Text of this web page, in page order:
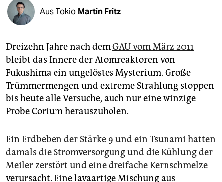
unterstützen
genossenschaft
epaper login
Aus Tokio Martin Fritz
Dreizehn Jahre nach demGAU vom März 2011
bleibt das Innere der Atomreaktoren von
Fukushima ein ungelöstes Mysterium. Große
Trümmermengen und extreme Strahlung stoppen
bis heute alle Versuche, auch nur eine winzige
Probe Corium herauszuholen.
Ein Erdbeben der Stärke 9 und ein Tsunami hatten
damals die Stromversorgung und die Kühlung der
Meiler zerstört und eine dreifache Kernschmelze
verursacht. Eine lavaartige Mischung aus